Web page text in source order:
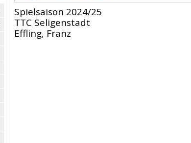
Spielsaison 2024/25
TTC Seligenstadt
Effling, Franz